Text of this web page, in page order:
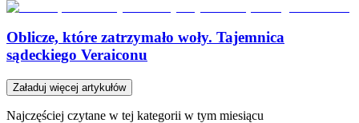
Oblicze, które zatrzymało woły. Tajemnica
sądeckiego Veraiconu
Załaduj więcej artykułów
Najczęściej czytane w tej kategorii w tym miesiącu